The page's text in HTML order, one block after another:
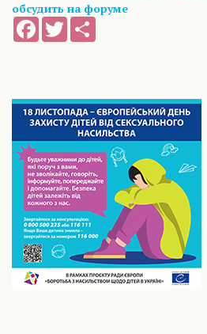
обсудить на форуме
FacebookTwitter